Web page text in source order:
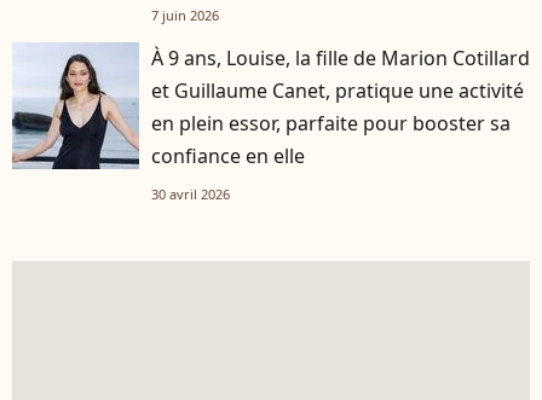
7 juin 2026
À 9 ans, Louise, la fille de Marion Cotillard
et Guillaume Canet, pratique une activité
en plein essor, parfaite pour booster sa
confiance en elle
30 avril 2026